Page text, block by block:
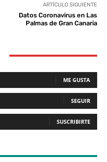
ARTÍCULO SIGUIENTE
Datos Coronavirus en Las
Palmas de Gran Canaria
ME GUSTA
SEGUIR
SUSCRIBIRTE